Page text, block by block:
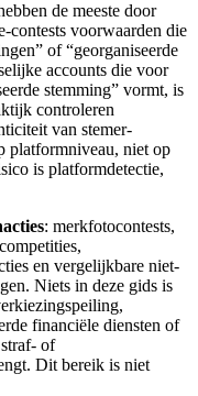
de meeste door
contests voorwaarden die
of “georganiseerde
accounts die voor
stemming” vormt, is
controleren
van stemer-
platformniveau, niet op
is platformdetectie,
: merkfotocontests,
en vergelijkbare niet-
Niets in deze gids is
financiële diensten of
of
Dit bereik is niet